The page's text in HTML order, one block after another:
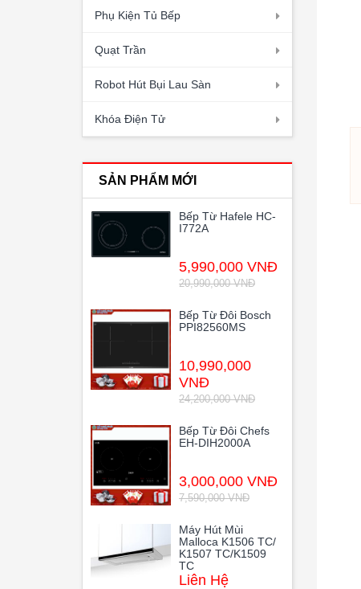
Phụ Kiện Tủ Bếp
Quạt Trần
Robot Hút Bụi Lau Sàn
Khóa Điện Tử
SẢN PHẨM MỚI
Bếp Từ Hafele HC-
I772A
5,990,000 VNĐ
20,990,000 VNĐ
Bếp Từ Đôi Bosch
PPI82560MS
10,990,000
VNĐ
24,200,000 VNĐ
Bếp Từ Đôi Chefs
EH-DIH2000A
3,000,000 VNĐ
7,590,000 VNĐ
Máy Hút Mùi
Malloca K1506 TC/
K1507 TC/K1509
TC
Liên Hệ